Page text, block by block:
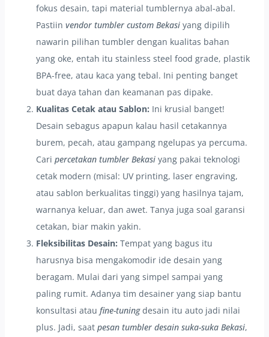
fokus desain, tapi material tumblernya abal-abal.
Pastiin vendor tumbler custom Bekasi yang dipilih
nawarin pilihan tumbler dengan kualitas bahan
yang oke, entah itu stainless steel food grade, plastik
BPA-free, atau kaca yang tebal. Ini penting banget
buat daya tahan dan keamanan pas dipake.
Kualitas Cetak atau Sablon: Ini krusial banget!
Desain sebagus apapun kalau hasil cetakannya
burem, pecah, atau gampang ngelupas ya percuma.
Cari percetakan tumbler Bekasi yang pakai teknologi
cetak modern (misal: UV printing, laser engraving,
atau sablon berkualitas tinggi) yang hasilnya tajam,
warnanya keluar, dan awet. Tanya juga soal garansi
cetakan, biar makin yakin.
Fleksibilitas Desain: Tempat yang bagus itu
harusnya bisa mengakomodir ide desain yang
beragam. Mulai dari yang simpel sampai yang
paling rumit. Adanya tim desainer yang siap bantu
konsultasi atau fine-tuningdesain itu auto jadi nilai
plus. Jadi, saat pesan tumbler desain suka-suka Bekasi,